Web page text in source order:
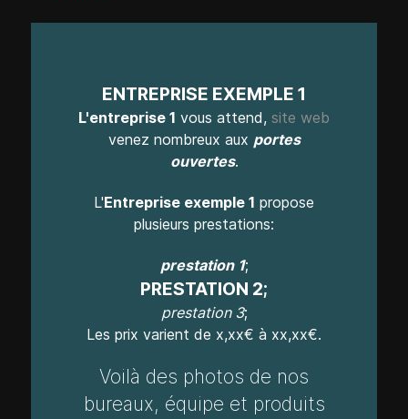
ENTREPRISE EXEMPLE 1
L'entreprise 1 vous attend, site web
venez nombreux aux portes
ouvertes.
L'Entreprise exemple 1 propose
plusieurs prestations:
prestation 1;
PRESTATION 2;
prestation 3;
Les prix varient de x,xx€ à xx,xx€.
Voilà des photos de nos
bureaux, équipe et produits